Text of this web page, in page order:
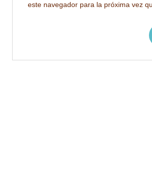
este navegador para la próxima vez